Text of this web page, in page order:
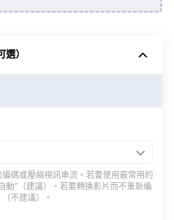
自 Google 雲端硬碟
）
碼或壓縮視訊串流。若要使用最常用的
動”（建議）。若要轉換影片而不重新編
不建議）。